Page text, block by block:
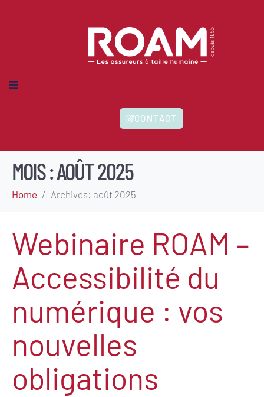
CONTACT
MOIS :AOÛT 2025
Home Archives: août 2025
Webinaire ROAM –
Accessibilité du
numérique : vos
nouvelles
obligations